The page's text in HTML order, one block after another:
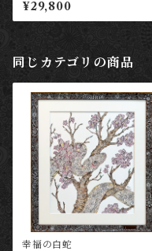
¥29,800
同じカテゴリの商品
幸福の白蛇